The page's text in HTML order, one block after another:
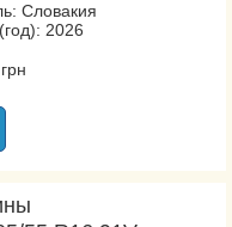
Словакия
2026